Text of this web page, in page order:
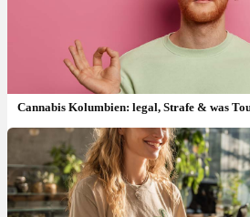
Cannabis Kolumbien: legal, Strafe & was